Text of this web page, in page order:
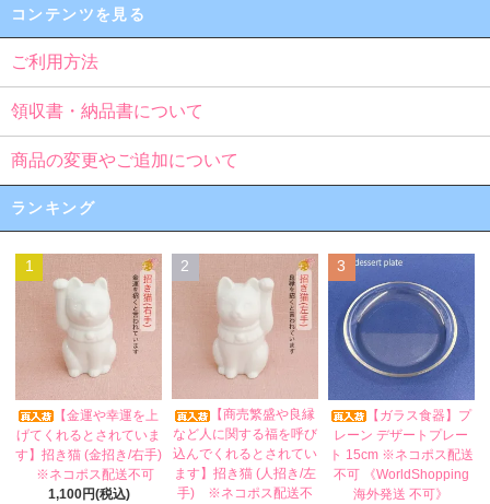
コンテンツを見る
ご利用方法
領収書・納品書について
商品の変更やご追加について
ランキング
1
【金運や幸運を上
げてくれるとされていま
す】招き猫 (金招き/右手)
※ネコポス配送不可
1,100円(税込)
2
【商売繁盛や良縁
など人に関する福を呼び
込んでくれるとされてい
ます】招き猫 (人招き/左
手) ※ネコポス配送不
3
【ガラス食器】プ
レーン デザートプレー
ト 15cm ※ネコポス配送
不可 《WorldShopping
海外発送 不可》